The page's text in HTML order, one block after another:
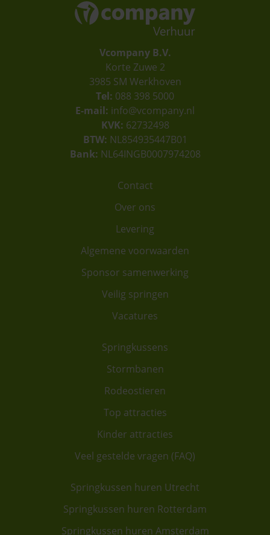
Vcompany B.V.
Korte Zuwe 2
3985 SM Werkhoven
Tel: 088 398 5000
E-mail: info@vcompany.nl
KVK: 62732498
BTW: NL854935447B01
Bank: NL64INGB0007974208
Contact
Over ons
Levering
Algemene voorwaarden
Sponsor samenwerking
Veilig springen
Vacatures
Springkussens
Stormbanen
Rodeostieren
Top attracties
Kinder attracties
Veel gestelde vragen (FAQ)
Springkussen huren Utrecht
Springkussen huren Rotterdam
Springkussen huren Amsterdam